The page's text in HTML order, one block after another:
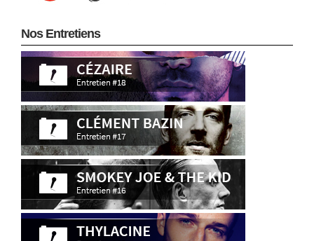
Nos Entretiens